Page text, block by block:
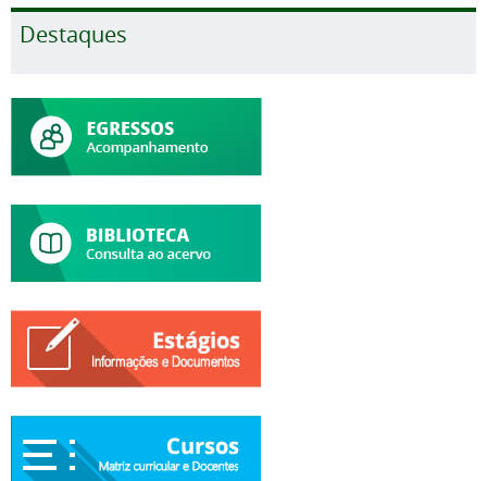
Destaques